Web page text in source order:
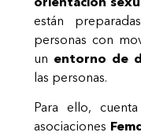
están
personas con
un entorno de
las personas.
Para ello,
asociaciones